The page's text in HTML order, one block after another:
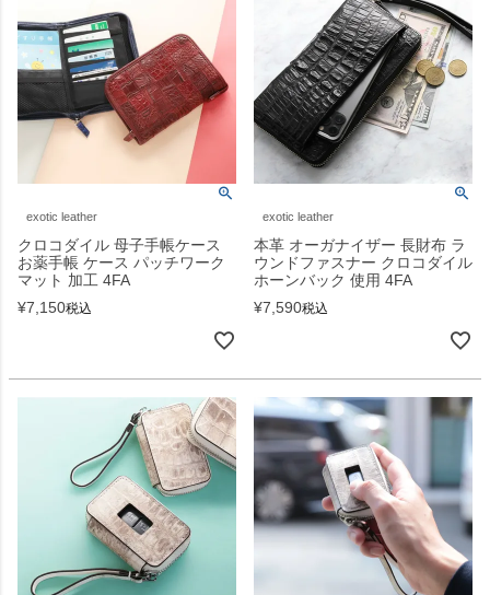
exotic leather
クロコダイル 母子手帳ケース
お薬手帳 ケース パッチワーク
マット 加工 4FA
¥7,150税込
exotic leather
本革 オーガナイザー 長財布 ラ
ウンドファスナー クロコダイル
ホーンバック 使用 4FA
¥7,590税込